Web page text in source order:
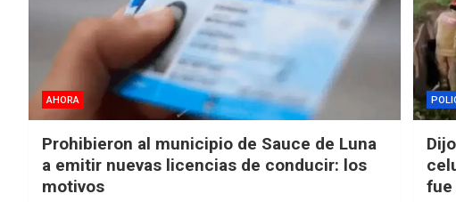
AHORA
Prohibieron al municipio de Sauce de Luna
a emitir nuevas licencias de conducir: los
motivos
fue